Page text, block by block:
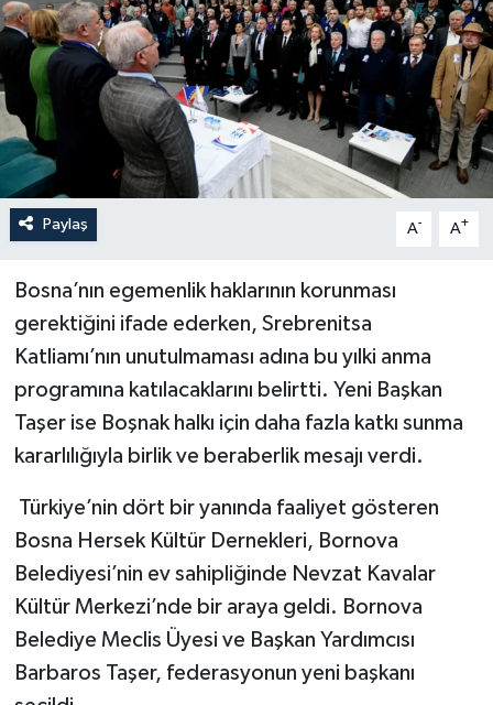
Paylaş A- A+
Bosna’nın egemenlik haklarının korunması
gerektiğini ifade ederken, Srebrenitsa
Katliamı’nın unutulmaması adına bu yılki anma
programına katılacaklarını belirtti. Yeni Başkan
Taşer ise Boşnak halkı için daha fazla katkı sunma
kararlılığıyla birlik ve beraberlik mesajı verdi.
Türkiye’nin dört bir yanında faaliyet gösteren
Bosna Hersek Kültür Dernekleri, Bornova
Belediyesi’nin ev sahipliğinde Nevzat Kavalar
Kültür Merkezi’nde bir araya geldi. Bornova
Belediye Meclis Üyesi ve Başkan Yardımcısı
Barbaros Taşer, federasyonun yeni başkanı